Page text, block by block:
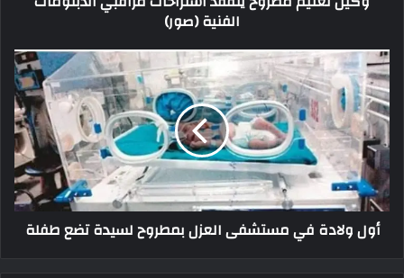
الفنية (صور)
أول ولادة في مستشفى العزل بمطروح لسيدة تضع طفلة